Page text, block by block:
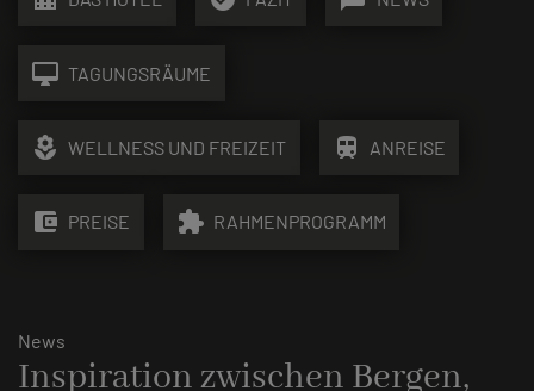
desktop_mac TAGUNGSRÄUME
local_florist WELLNESS UND FREIZEIT train ANREISE
account_balance_wallet PREISE extension RAHMENPROGRAMM
News
Inspiration zwischen Bergen,